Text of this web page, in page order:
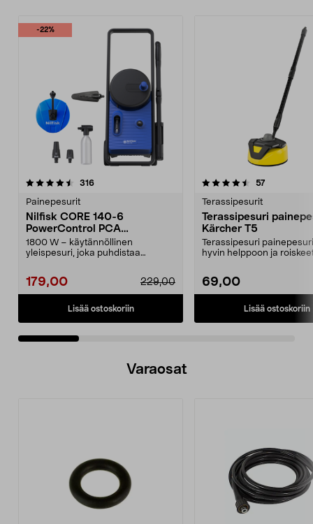
-22%
316arvostelut
Painepesurit
Nilfisk CORE 140-6
PowerControl PCA
Painepesuri
1800 W – käytännöllinen
yleispesuri, joka puhdistaa
179,00 229,00
Lisää ostoskoriin
4.5 viidestä
57arvostelut
Terassipesurit
Terassipesuri
Kärcher T5
Terassipesuri
hyvin helppoon ja
69,00
Lisää ostoskoriin
4.5 viidestä
Varaosat